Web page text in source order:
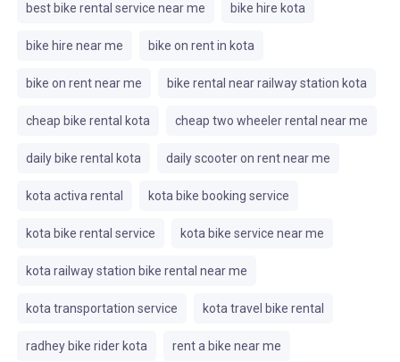
best bike rental service near me bike hire kota
bike hire near me bike on rent in kota
bike on rent near me bike rental near railway station kota
cheap bike rental kota cheap two wheeler rental near me
daily bike rental kota daily scooter on rent near me
kota activa rental kota bike booking service
kota bike rental service kota bike service near me
kota railway station bike rental near me
kota transportation service kota travel bike rental
radhey bike rider kota rent a bike near me